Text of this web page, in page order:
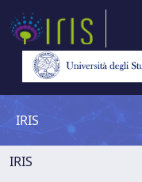
IRIS
IRIS